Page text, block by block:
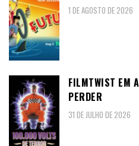
1 DE AGOSTO DE 2026
FILMTWIST EM
PERDER
31 DE JULHO DE 2026